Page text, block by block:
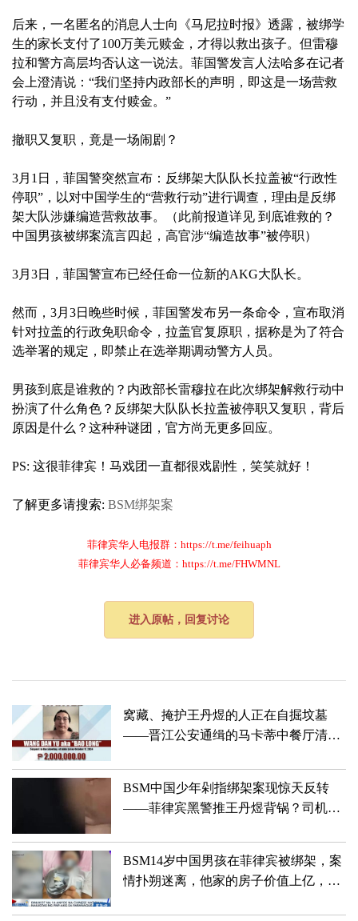
后来，一名匿名的消息人士向《马尼拉时报》透露，被绑学
生的家长支付了100万美元赎金，才得以救出孩子。但雷穆
拉和警方高层均否认这一说法。菲国警发言人法哈多在记者
会上澄清说：“我们坚持内政部长的声明，即这是一场营救
行动，并且没有支付赎金。”
撤职又复职，竟是一场闹剧？
3月1日，菲国警突然宣布：反绑架大队队长拉盖被“行政性
停职”，以对中国学生的“营救行动”进行调查，理由是反绑
架大队涉嫌编造营救故事。（此前报道详见 到底谁救的？
中国男孩被绑案流言四起，高官涉“编造故事”被停职）
3月3日，菲国警宣布已经任命一位新的AKG大队长。
然而，3月3日晚些时候，菲国警发布另一条命令，宣布取消
针对拉盖的行政免职命令，拉盖官复原职，据称是为了符合
选举署的规定，即禁止在选举期调动警方人员。
男孩到底是谁救的？内政部长雷穆拉在此次绑架解救行动中
扮演了什么角色？反绑架大队队长拉盖被停职又复职，背后
原因是什么？这种种谜团，官方尚无更多回应。
PS: 这很菲律宾！马戏团一直都很戏剧性，笑笑就好！
了解更多请搜索: BSM绑架案
菲律宾华人电报群：https://t.me/feihuaph
菲律宾华人必备频道：https://t.me/FHWMNL
进入原帖，回复讨论
窝藏、掩护王丹煜的人正在自掘坟墓
——晋江公安通缉的马卡蒂中餐厅清空
BSM中国少年剁指绑架案现惊天反转
——菲律宾黑警推王丹煜背锅？司机被
BSM14岁中国男孩在菲律宾被绑架，案
情扑朔迷离，他家的房子价值上亿，确